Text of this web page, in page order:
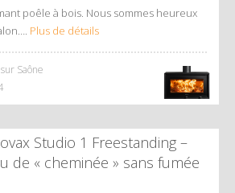
poêle à bois. Nous sommes heureux
Plus de détails
Saône
Studio 1 Freestanding –
de « cheminée » sans fumée